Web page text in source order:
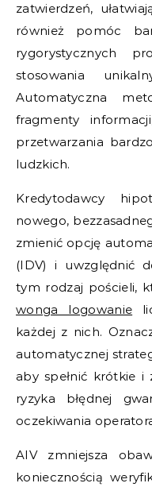
zatwierdzeń,
również pomóc
rygorystycznych
stosowania
Automatyczna
fragmenty
przetwarzania
ludzkich.
Kredytodawcy
nowego,
zmienić opcję
(IDV) i uwzględnić
tym rodzaj pościeli,
wonga logowanie
każdej z nich.
automatycznej
aby spełnić krótkie i
ryzyka błędnej
oczekiwania
AIV zmniejsza
koniecznością